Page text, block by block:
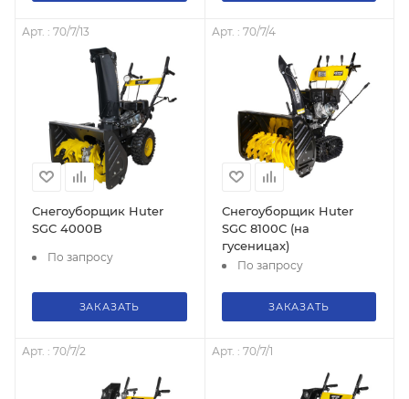
Арт. : 70/7/13
Снегоуборщик Huter
SGC 4000B
По запросу
ЗАКАЗАТЬ
Арт. : 70/7/4
Снегоуборщик Huter
SGC 8100C (на
гусеницах)
По запросу
ЗАКАЗАТЬ
Арт. : 70/7/2 Арт. : 70/7/1